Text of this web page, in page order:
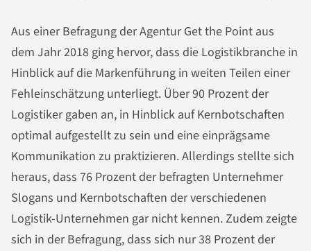
Aus einer Befragung der Agentur Get the Point aus
dem Jahr 2018 ging hervor, dass die Logistikbranche in
Hinblick auf die Markenführung in weiten Teilen einer
Fehleinschätzung unterliegt. Über 90 Prozent der
Logistiker gaben an, in Hinblick auf Kernbotschaften
optimal aufgestellt zu sein und eine einprägsame
Kommunikation zu praktizieren. Allerdings stellte sich
heraus, dass 76 Prozent der befragten Unternehmer
Slogans und Kernbotschaften der verschiedenen
Logistik-Unternehmen gar nicht kennen. Zudem zeigte
sich in der Befragung, dass sich nur 38 Prozent der